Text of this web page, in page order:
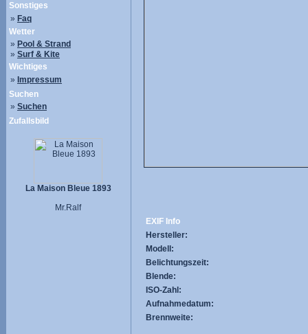
Sonstiges
» Faq
Wetter
» Pool & Strand
» Surf & Kite
Wichtiges
» Impressum
Suchen
» Suchen
Zufallsbild
La Maison Bleue 1893
Mr.Ralf
EXIF Info
Hersteller:
Modell:
Belichtungszeit:
Blende:
ISO-Zahl:
Aufnahmedatum:
Brennweite: